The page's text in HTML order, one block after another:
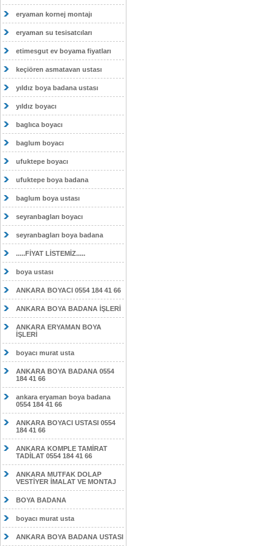
eryaman kornej montajı
eryaman su tesisatcıları
etimesgut ev boyama fiyatları
keçiören asmatavan ustası
yıldız boya badana ustası
yıldız boyacı
baglıca boyacı
baglum boyacı
ufuktepe boyacı
ufuktepe boya badana
baglum boya ustası
seyranbagları boyacı
seyranbagları boya badana
.....FİYAT LİSTEMİZ.....
boya ustası
ANKARA BOYACI 0554 184 41 66
ANKARA BOYA BADANA İŞLERİ
ANKARA ERYAMAN BOYA
İŞLERİ
boyacı murat usta
ANKARA BOYA BADANA 0554
184 41 66
ankara eryaman boya badana
0554 184 41 66
ANKARA BOYACI USTASI 0554
184 41 66
ANKARA KOMPLE TAMİRAT
TADİLAT 0554 184 41 66
ANKARA MUTFAK DOLAP
VESTİYER İMALAT VE MONTAJ
BOYA BADANA
boyacı murat usta
ANKARA BOYA BADANA USTASI